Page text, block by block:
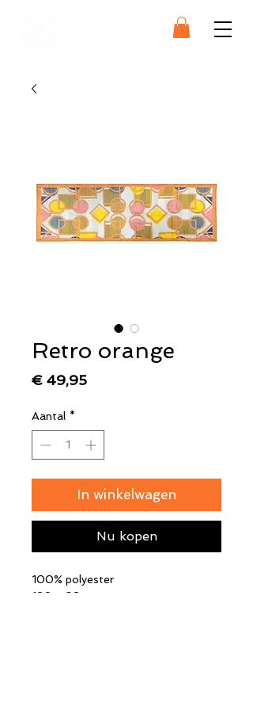
Retro orange
€ 49,95Prijs
Aantal *
In winkelwagen
Nu kopen
100% polyester
180 x 60